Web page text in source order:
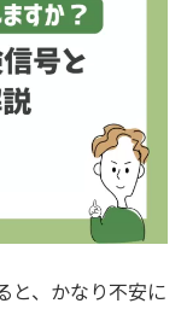
と、かなり不安に